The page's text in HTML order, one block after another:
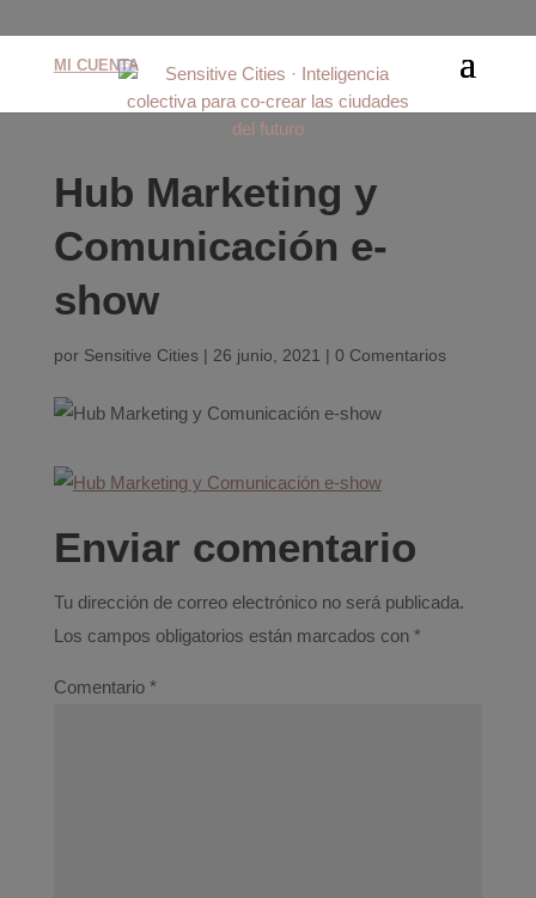
MI CUENTA
Hub Marketing y
Comunicación e-
show
por Sensitive Cities| 26 junio, 2021 | 0 Comentarios
Enviar comentario
Tu dirección de correo electrónico no será publicada.
Los campos obligatorios están marcados con *
Comentario *